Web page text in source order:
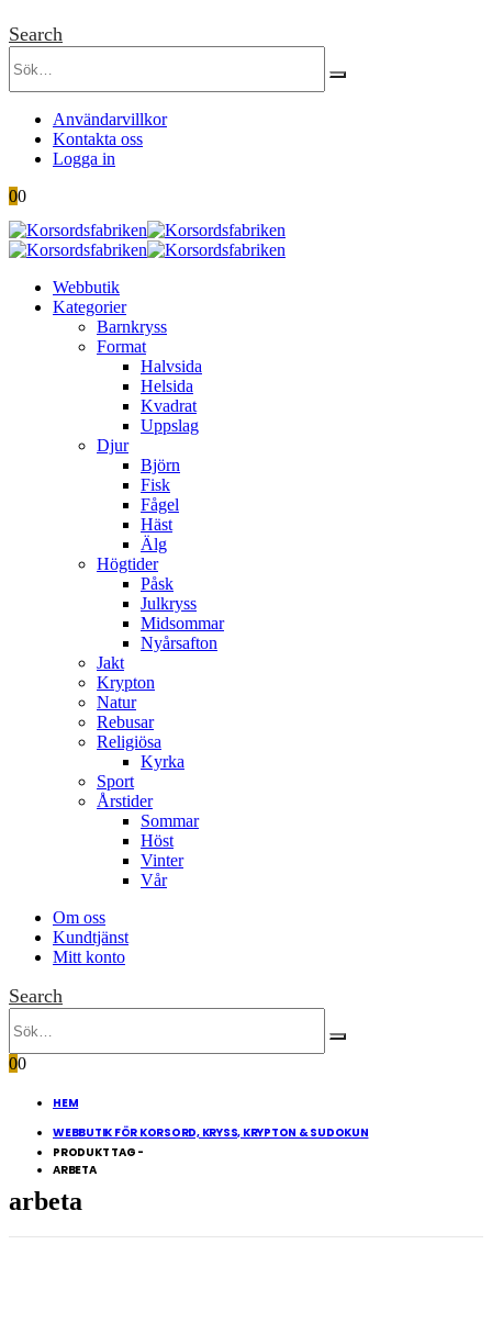
Search
Användarvillkor
Kontakta oss
Logga in
00
Webbutik
Kategorier
Barnkryss
Format
Halvsida
Helsida
Kvadrat
Uppslag
Djur
Björn
Fisk
Fågel
Häst
Älg
Högtider
Påsk
Julkryss
Midsommar
Nyårsafton
Jakt
Krypton
Natur
Rebusar
Religiösa
Kyrka
Sport
Årstider
Sommar
Höst
Vinter
Vår
Om oss
Kundtjänst
Mitt konto
Search
00
HEM
WEBBUTIK FÖR KORSORD, KRYSS, KRYPTON & SUDOKUN
PRODUKT TAG -
ARBETA
arbeta